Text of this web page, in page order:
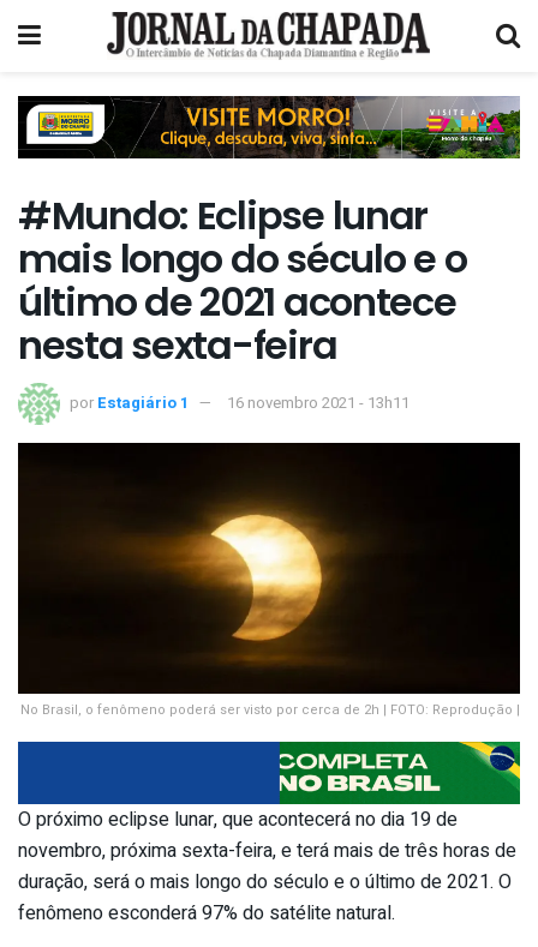
#Mundo: Eclipse lunar
mais longo do século e o
último de 2021 acontece
nesta sexta-feira
por Estagiário 1 16 novembro 2021 - 13h11
No Brasil, o fenômeno poderá ser visto por cerca de 2h | FOTO: Reprodução |
O próximo eclipse lunar, que acontecerá no dia 19 de
novembro, próxima sexta-feira, e terá mais de três horas de
duração, será o mais longo do século e o último de 2021. O
fenômeno esconderá 97% do satélite natural.